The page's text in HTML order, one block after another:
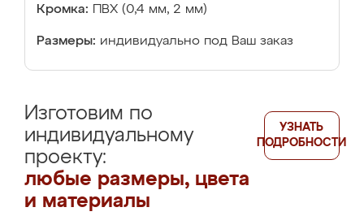
Кромка: ПВХ (0,4 мм, 2 мм)
Размеры: индивидуально под Ваш заказ
Изготовим по
индивидуальному
проекту:
любые размеры, цвета
и материалы
УЗНАТЬ
ПОДРОБНОСТИ